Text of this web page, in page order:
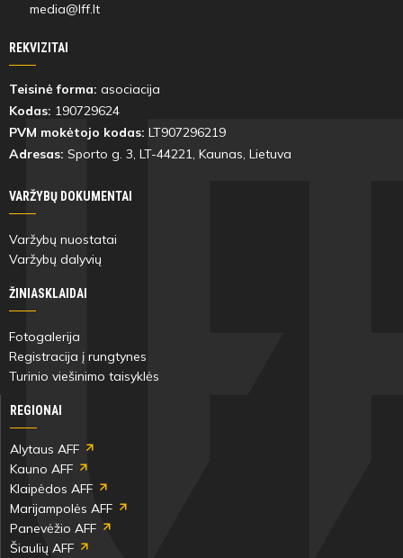
media@lff.lt
REKVIZITAI
Teisinė forma: asociacija
Kodas: 190729624
PVM mokėtojo kodas: LT907296219
Adresas: Sporto g. 3, LT-44221, Kaunas, Lietuva
VARŽYBŲ DOKUMENTAI
Varžybų nuostatai
Varžybų dalyvių
ŽINIASKLAIDAI
Fotogalerija
Registracija į rungtynes
Turinio viešinimo taisyklės
REGIONAI
Alytaus AFF
Kauno AFF
Klaipėdos AFF
Marijampolės AFF
Panevėžio AFF
Šiaulių AFF